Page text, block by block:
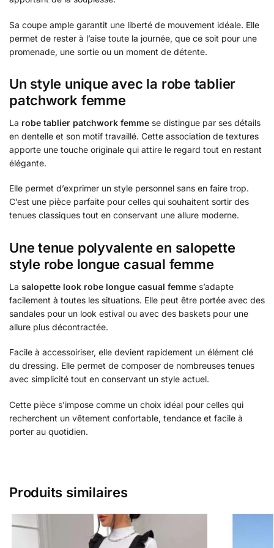
Sa coupe ample garantit une liberté de mouvement idéale. Elle
permet de rester à l’aise toute la journée, que ce soit pour une
promenade, une sortie ou un moment de détente.
Un style unique avec la robe tablier
patchwork femme
La robe tablier patchwork femme se distingue par ses détails
en dentelle et son motif travaillé. Cette association de textures
apporte une touche originale qui attire le regard tout en restant
élégante.
Elle permet d’exprimer un style personnel sans en faire trop.
C’est une pièce parfaite pour celles qui souhaitent sortir des
tenues classiques tout en conservant une allure moderne.
Une tenue polyvalente en salopette
style robe longue casual femme
La salopette look robe longue casual femme s’adapte
facilement à toutes les situations. Elle peut être portée avec des
sandales pour un look estival ou avec des baskets pour une
allure plus décontractée.
Facile à accessoiriser, elle devient rapidement un élément clé
du dressing. Elle permet de composer de nombreuses tenues
avec simplicité tout en conservant un style actuel.
Cette pièce s’impose comme un choix idéal pour celles qui
recherchent un vêtement confortable, tendance et facile à
porter au quotidien.
Produits similaires